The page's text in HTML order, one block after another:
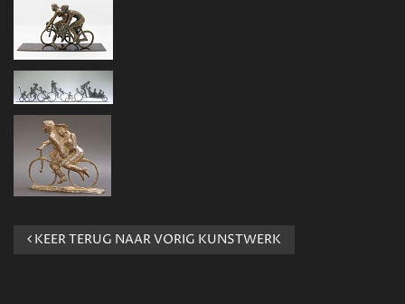
KEER TERUG NAAR VORIG KUNSTWERK